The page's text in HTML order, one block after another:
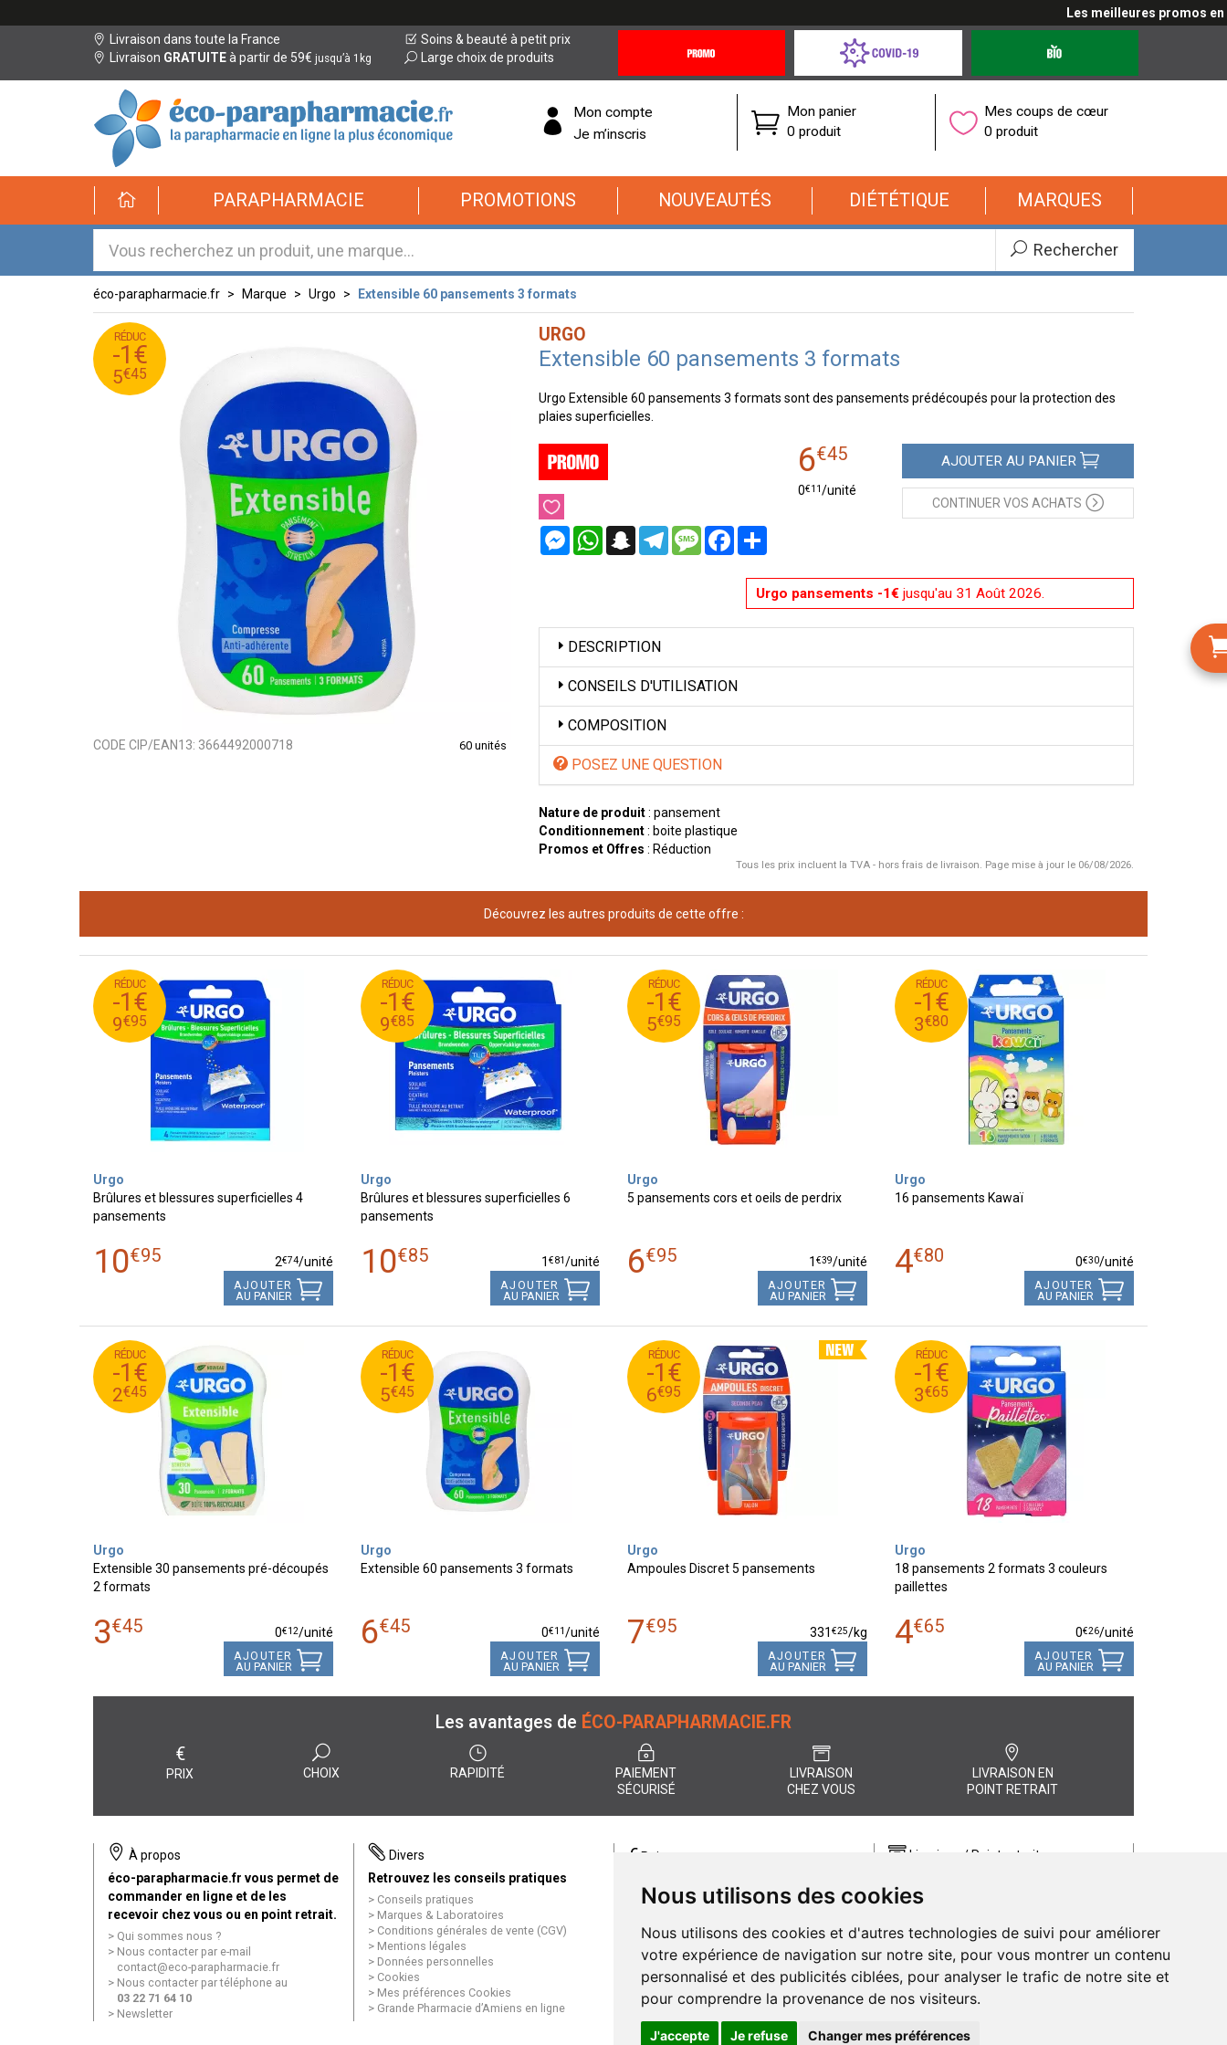
Nous utilisons des cookies
Nous utilisons des cookies et d'autres technologies de suivi pour améliorer
votre expérience de navigation sur notre site, pour vous montrer un contenu
personnalisé et des publicités ciblées, pour analyser le trafic de notre site et
pour comprendre la provenance de nos visiteurs.
J'accepte Je refuse Changer mes préférences
Les meilleures promos en
Livraison dans toute la France
Livraison GRATUITEà partir de 59€ jusqu’à 1kg
Soins & beauté à petit prix
Large choix de produits
Offres
Coronavirus
éco-
parapharmacie.fr
éco-
parapharmacie.fr
Mon compte
Je m’inscris
Mon panier
0 produit
Mes coups de cœur
0 produit
PARAPHARMACIE PROMOTIONS NOUVEAUTÉS DIÉTÉTIQUE MARQUES
Rechercher
éco-parapharmacie.fr Marque Urgo Extensible 60 pansements 3 formats
RÉDUC
-1€
5€45
6
€
45
5
€
45
CODE CIP/EAN13: 3664492000718 60 unités
URGO
Extensible 60 pansements 3 formats
Urgo Extensible 60 pansements 3 formats sont des pansements prédécoupés pour la protection des
plaies superficielles.
MessengerWhatsAppSnapchatTelegramMessageFacebookPartager
6€45
0€11/unité
AJOUTER AU PANIER
CONTINUER VOS ACHATS
Urgo pansements -1€ jusqu'au 31 Août 2026.
DESCRIPTION
CONSEILS D'UTILISATION
COMPOSITION
POSEZ UNE QUESTION
Nature de produit: pansement
Conditionnement: boite plastique
Promos et Offres : Réduction
Tous les prix incluent la TVA - hors frais de livraison. Page mise à jour le 06/08/2026.
Découvrez les autres produits de cette offre :
RÉDUC
-1€
9€95
10
€
95
9
€
95
Urgo
Brûlures et blessures superficielles 4
pansements
10€95 2€74/unité
AJOUTER
AU PANIER
RÉDUC
-1€
9€85
10
€
85
9
€
85
Urgo
Brûlures et blessures superficielles 6
pansements
10€85 1 €81/unité
AJOUTER
AU PANIER
RÉDUC
-1€
5€95
6
€
95
5
€
95
Urgo
5 pansements cors et oeils de perdrix
6€95 1 €39/unité
AJOUTER
AU PANIER
RÉDUC
-1€
3€80
4
€
80
3
€
80
Urgo
16 pansements Kawaï
4€80 0€30/unité
AJOUTER
AU PANIER
RÉDUC
-1€
2€45
3
€
45
2
€
45
Urgo
Extensible 30 pansements pré-découpés
2 formats
3€45 0€12/unité
AJOUTER
AU PANIER
RÉDUC
-1€
5€45
6
€
45
5
€
45
Urgo
Extensible 60 pansements 3 formats
6€45 0€11/unité
AJOUTER
AU PANIER
RÉDUC
-1€
6€95
7
€
95
6
€
95
Urgo
Ampoules Discret 5 pansements
7€95 331 €25/kg
AJOUTER
AU PANIER
RÉDUC
-1€
3€65
4
€
65
3
€
65
Urgo
18 pansements 2 formats 3 couleurs
paillettes
4€65 0€26/unité
AJOUTER
AU PANIER
Les avantages de ÉCO-PARAPHARMACIE.FR
€
PRIX CHOIX RAPIDITÉ
PAIEMENT
SÉCURISÉ
LIVRAISON
CHEZ VOUS
LIVRAISON EN
POINT RETRAIT
À propos
éco-parapharmacie.fr vous permet de
commander en ligne et de les
recevoir chez vous ou en point retrait.
Qui sommes nous ?
Nous contacter par e-mail
contact@eco-parapharmacie.fr
Nous contacter par téléphone au
03 22 71 64 10
Newsletter
Divers
Retrouvez les conseils pratiques
Conseils pratiques
Marques & Laboratoires
Conditions générales de vente (CGV)
Mentions légales
Données personnelles
Cookies
Mes préférences Cookies
Grande Pharmacie d’Amiens en ligne
€Paiement
paiement entièrement sécurisé, quel
Paiement sécurisé et simple
Livraison / Point retrait
commande rapidement chez vous ou
Livraison chez vous ou en points relais